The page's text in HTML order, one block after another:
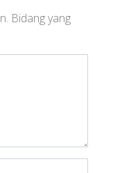
Bidang yang